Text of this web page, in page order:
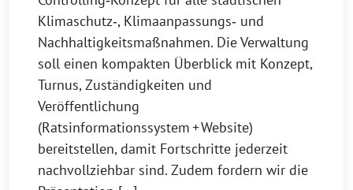
Klimaschutz‑, Klimaanpassungs‑ und
Nachhaltigkeitsmaßnahmen. Die Verwaltung
soll einen kompakten Überblick mit Konzept,
Turnus, Zuständigkeiten und
Veröffentlichung
(Ratsinformationssystem + Website)
bereitstellen, damit Fortschritte jederzeit
nachvollziehbar sind. Zudem fordern wir die